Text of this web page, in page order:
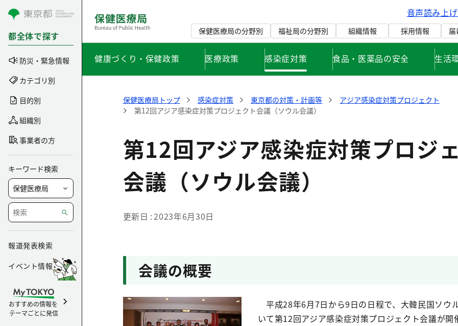
コンテンツにスキップ
都全体で探す
防災・緊急情報
カテゴリ別
目的別
組織別
事業者の方
キーワード検索
報道発表検索
イベント情報
おすすめの情報を
テーマごとに発信
音声読み上
保健医療局の分野別 福祉局の分野別 組織情報 採用情報
健康づくり・保健政策 医療政策 感染症対策 食品・医薬品の安全 生活
保健医療局トップ 感染症対策 東京都の対策・計画等
アジア感染症対策プロジェクト
第12回アジア感染症対策プロジェクト会議（ソウル会議）
第12回アジア感染症対策プロジ
会議（ソウル会議）
更新日 2023年6月30日
会議の概要
平成28年6月7日から9日の日程で、大韓民国ソウ
いて第12回アジア感染症対策プロジェクト会議が開